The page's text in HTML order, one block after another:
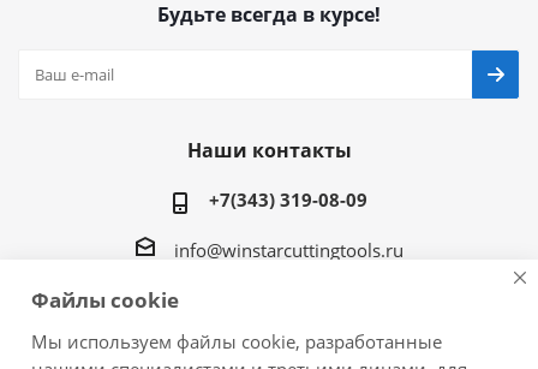
Будьте всегда в курсе!
Наши контакты
+7(343) 319-08-09
info@winstarcuttingtools.ru
г.Екатеринбург ул. Фурманова 109, офис 604
Файлы cookie
Мы используем файлы cookie, разработанные